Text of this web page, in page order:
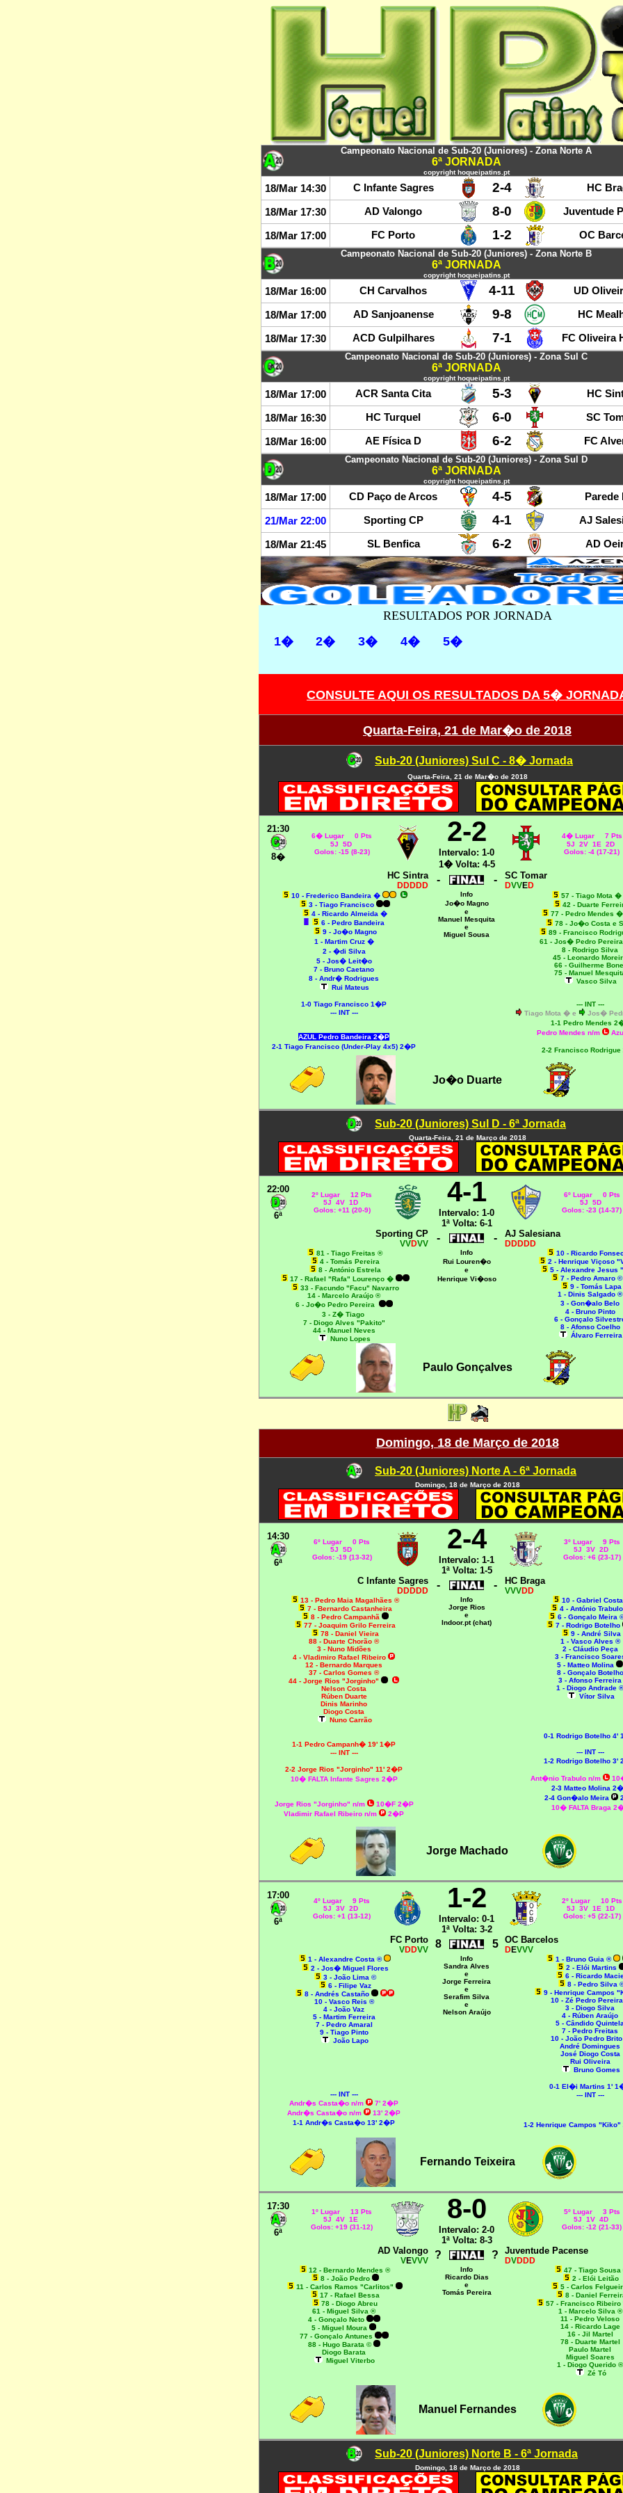
Campeonato Nacional de Sub-20 (Juniores) - Zona Norte A
6ª JORNADA
copyright hoqueipatins.pt
18/Mar 14:30 C Infante Sagres 2-4 HC
18/Mar 17:30 AD Valongo 8-0 Juventude
18/Mar 17:00 FC Porto 1-2 OC
Campeonato Nacional de Sub-20 (Juniores) - Zona Norte B
6ª JORNADA
copyright hoqueipatins.pt
18/Mar 16:00 CH Carvalhos 4-11 UD
18/Mar 17:00 AD Sanjoanense 9-8 HC
18/Mar 17:30 ACD Gulpilhares 7-1 FC Oliveira
Campeonato Nacional de Sub-20 (Juniores) - Zona Sul C
6ª JORNADA
copyright hoqueipatins.pt
18/Mar 17:00 ACR Santa Cita 5-3 HC
18/Mar 16:30 HC Turquel 6-0 SC
18/Mar 16:00 AE Física D 6-2 FC
Campeonato Nacional de Sub-20 (Juniores) - Zona Sul D
6ª JORNADA
copyright hoqueipatins.pt
18/Mar 17:00 CD Paço de Arcos 4-5 Parede
21/Mar 22:00 Sporting CP 4-1 AJ
18/Mar 21:45 SL Benfica 6-2 AD
RESULTADOS POR JORNADA
1�
2� 3� 4� 5�
CONSULTE AQUI OS RESULTADOS DA 5�
Quarta-Feira, 21 de Mar�o de 2018
Sub-20 (Juniores) Sul C - 8� Jornada
Quarta-Feira, 21 de Mar�o de 2018
21:30
8�
6� Lugar 0 Pts
5J 5D
Golos: -15 (8-23)
2-2
Intervalo: 1-0
1� Volta: 4-5
4� Lugar 7 Pts
5J 2V 1E 2D
Golos: -4 (17-21)
HC Sintra
DDDDD - - SC Tomar
DVVED
10 - Frederico Bandeira �
3 - Tiago Francisco
4 - Ricardo Almeida �
6 - Pedro Bandeira
9 - Jo�o Magno
1 - Martim Cruz �
2 - �di Silva
5 - Jos� Leit�o
7 - Bruno Caetano
8 - Andr� Rodrigues
Rui Mateus
1-0 Tiago Francisco 1�P
--- INT ---
AZUL Pedro Bandeira 2�P
2-1 Tiago Francisco (Under-Play 4x5) 2�P
Info
Jo�o Magno
e
Manuel Mesquita
e
Miguel Sousa
57 - Tiago Mota �
42 - Duarte
77 - Pedro Mendes �
78 - Jo�o Costa e
89 - Francisco
61 - Jos� Pedro
8 - Rodrigo Silva
45 - Leonardo
66 - Guilherme
75 - Manuel
Vasco Silva
--- INT ---
Tiago Mota � e
Jos�
1-1 Pedro Mendes
Pedro Mendes n/m
2-2 Francisco
Jo�o Duarte
Sub-20 (Juniores) Sul D - 6ª Jornada
Quarta-Feira, 21 de Março de 2018
22:00
6ª
2º Lugar 12 Pts
5J 4V 1D
Golos: +11 (20-9)
4-1
Intervalo: 1-0
1ª Volta: 6-1
6º Lugar 0 Pts
5J 5D
Golos: -23 (14-37)
Sporting CP
VVDVV - - AJ Salesiana
DDDDD
81 - Tiago Freitas ®
4 - Tomás Pereira
8 - António Estrela
17 - Rafael "Rafa" Lourenço �
33 - Facundo "Facu" Navarro
14 - Marcelo Araújo ®
6 - Jo�o Pedro Pereira
3 - Z� Tiago
7 - Diogo Alves "Pakito"
44 - Manuel Neves
Nuno Lopes
Info
Rui Louren�o
e
Henrique Vi�oso
10 - Ricardo
2 - Henrique Viçoso
5 - Alexandre Jesus
7 - Pedro Amaro ©
9 - Tomás Lapa
1 - Dinis Salgado ®
3 - Gon�alo Belo
4 - Bruno Pinto
6 - Gonçalo
8 - Afonso Coelho
Álvaro Ferreira
Paulo Gonçalves
Domingo, 18 de Março de 2018
Sub-20 (Juniores) Norte A - 6ª Jornada
Domingo, 18 de Março de 2018
14:30
6ª
6º Lugar 0 Pts
5J 5D
Golos: -19 (13-32)
2-4
Intervalo: 1-1
1ª Volta: 1-5
3º Lugar 9 Pts
5J 3V 2D
Golos: +6 (23-17)
C Infante Sagres
DDDDD - - HC Braga
VVVDD
13 - Pedro Maia Magalhães ®
7 - Bernardo Castanheira
8 - Pedro Campanhã
77 - Joaquim Grilo Ferreira
78 - Daniel Vieira
88 - Duarte Chorão ®
3 - Nuno Midões
4 - Vladimiro Rafael Ribeiro
12 - Bernardo Marques
37 - Carlos Gomes ®
44 - Jorge Rios "Jorginho"
Nelson Costa
Rúben Duarte
Dinis Marinho
Diogo Costa
Nuno Carrão
1-1 Pedro Campanh� 19' 1�P
--- INT ---
2-2 Jorge Rios "Jorginho" 11' 2�P
10� FALTA Infante Sagres 2�P
Jorge Rios "Jorginho" n/m
10�F 2�P
Vladimir Rafael Ribeiro n/m
2�P
Info
Jorge Rios
e
Indoor.pt (chat)
10 - Gabriel
4 - António Trabulo
6 - Gonçalo Meira
7 - Rodrigo Botelho
9 - André Silva
1 - Vasco Alves ®
2 - Cláudio Peça
3 - Francisco
5 - Matteo Molina
8 - Gonçalo Botelho
3 - Afonso Ferreira
1 - Diogo Andrade ®
Vítor Silva
0-1 Rodrigo Botelho 4'
--- INT ---
1-2 Rodrigo Botelho 3'
Ant�nio Trabulo n/m
2-3 Matteo Molina
2-4 Gon�alo Meira
10� FALTA Braga
Jorge Machado
17:00
6ª
4º Lugar 9 Pts
5J 3V 2D
Golos: +1 (13-12)
1-2
Intervalo: 0-1
1ª Volta: 3-2
2º Lugar 10 Pts
5J 3V 1E 1D
Golos: +5 (22-17)
FC Porto
VDDVV 8 5 OC Barcelos
DEVVV
1 - Alexandre Costa ®
2 - Jos� Miguel Flores
3 - João Lima ©
6 - Filipe Vaz
8 - Andrés Castaño
10 - Vasco Reis ®
4 - João Vaz
5 - Martim Ferreira
7 - Pedro Amaral
9 - Tiago Pinto
João Lapo
--- INT ---
Andr�s Casta�o n/m
7' 2�P
Andr�s Casta�o n/m
13' 2�P
1-1 Andr�s Casta�o 13' 2�P
Info
Sandra Alves
e
Jorge Ferreira
e
Serafim Silva
e
Nelson Araújo
1 - Bruno Guia ®
2 - Elói Martins
6 - Ricardo
8 - Pedro Silva
9 - Henrique Campos
10 - Zé Pedro
3 - Diogo Silva
4 - Rúben Araújo
5 - Cândido Quintela
7 - Pedro Freitas
10 - João Pedro
André Domingues
José Diogo Costa
Rui Oliveira
Bruno Gomes
0-1 El�i Martins 1'
--- INT ---
1-2 Henrique Campos
Fernando Teixeira
17:30
6ª
1º Lugar 13 Pts
5J 4V 1E
Golos: +19 (31-12)
8-0
Intervalo: 2-0
1ª Volta: 8-3
5º Lugar 3 Pts
5J 1V 4D
Golos: -12 (21-33)
AD Valongo
VEVVV ? ? Juventude Pacense
DVDDD
12 - Bernardo Mendes ®
8 - João Pedro
11 - Carlos Ramos "Carlitos"
17 - Rafael Bessa
78 - Diogo Abreu
61 - Miguel Silva ®
4 - Gonçalo Neto
5 - Miguel Moura
77 - Gonçalo Antunes
88 - Hugo Barata ©
Diogo Barata
Miguel Viterbo
Info
Ricardo Dias
e
Tomás Pereira
47 - Tiago Sousa
2 - Elói Leitão
5 - Carlos
8 - Daniel
57 - Francisco
1 - Marcelo Silva ®
11 - Pedro Veloso
14 - Ricardo Lage
16 - Jil Martel
78 - Duarte Martel
Paulo Martel
Miguel Soares
1 - Diogo Querido ®
Zé Tó
Manuel Fernandes
Sub-20 (Juniores) Norte B - 6ª Jornada
Domingo, 18 de Março de 2018